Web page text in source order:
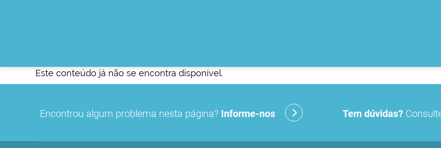
Este conteúdo já não se encontra disponível.
Encontrou algum problema nesta página? Informe-nos Tem dúvidas?